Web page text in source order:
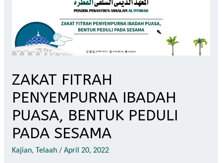
ZAKAT FITRAH
PENYEMPURNA IBADAH
PUASA, BENTUK PEDULI
PADA SESAMA
Kajian, Telaah/ April 20, 2022